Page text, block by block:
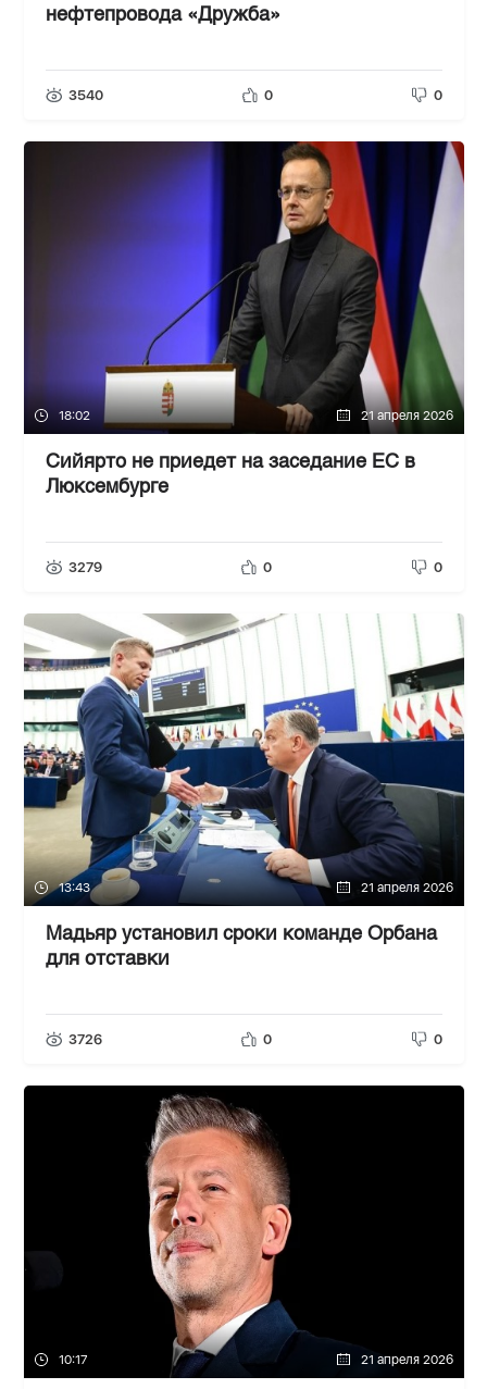
нефтепровода «Дружба»
3540 0 0
18:02 21 апреля 2026
Сийярто не приедет на заседание ЕС в
Люксембурге
3279 0 0
13:43 21 апреля 2026
Мадьяр установил сроки команде Орбана
для отставки
3726 0 0
10:17 21 апреля 2026